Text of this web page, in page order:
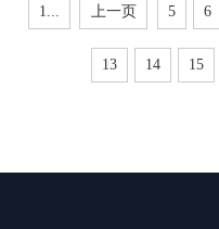
1... 上一页 5 6
13 14 15